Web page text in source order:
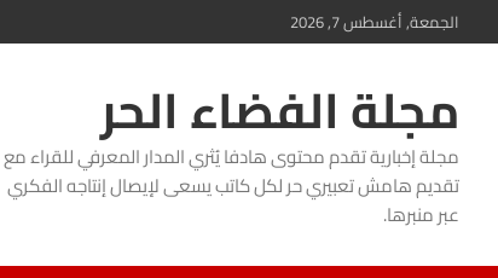
Skip
content
الجمعة, أغسطس 7, 2026
مجلة الفضاء الحر
مجلة إخبارية تقدم محتوى هادفا يُثري المدار المعرفي للقراء مع
تقديم هامش تعبيري حر لكل كاتب يسعى لإيصال إنتاجه الفكري
عبر منبرها.